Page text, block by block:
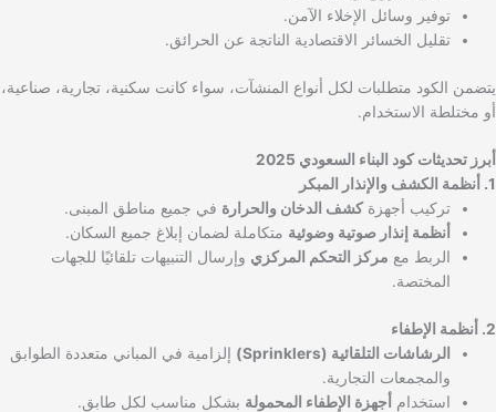
توفير وسائل الإخلاء الآمن.
تقليل الخسائر الاقتصادية الناتجة عن الحرائق.
يتضمن الكود متطلبات لكل أنواع المنشآت، سواء كانت سكنية، تجارية، صناعية،
أو مختلطة الاستخدام.
أبرز تحديثات كود البناء السعودي 2025
1. أنظمة الكشف والإنذار المبكر
تركيب أجهزةكشف الدخان والحرارة في جميع مناطق المبنى.
أنظمة إنذار صوتية وضوئية متكاملة لضمان إبلاغ جميع السكان.
الربط مع مركز التحكم المركزي وإرسال التنبيهات تلقائيًا للجهات
المختصة.
2. أنظمة الإطفاء
الرشاشات التلقائية (Sprinklers)
إلزامية في المباني متعددة الطوابق
والمجمعات التجارية.
استخدام
أجهزة الإطفاء المحمولة بشكل مناسب لكل طابق.